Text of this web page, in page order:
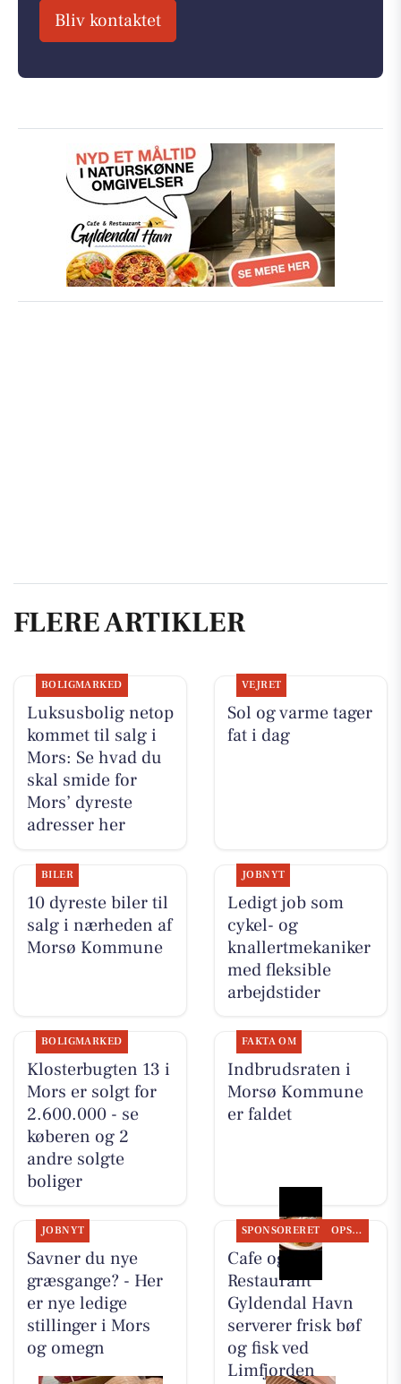
Bliv kontaktet
FLERE ARTIKLER
BOLIGMARKED
Luksusbolig netop
kommet til salg i
Mors: Se hvad du
skal smide for
Mors’ dyreste
adresser her
VEJRET
Sol og varme tager
fat i dag
BILER
10 dyreste biler til
salg i nærheden af
Morsø Kommune
JOBNYT
Ledigt job som
cykel- og
knallertmekaniker
med fleksible
arbejdstider
BOLIGMARKED
Klosterbugten 13 i
Mors er solgt for
2.600.000 - se
køberen og 2
andre solgte
boliger
FAKTA OM
Indbrudsraten i
Morsø Kommune
er faldet
JOBNYT
Savner du nye
græsgange? - Her
er nye ledige
stillinger i Mors
og omegn
SPONSORERET OPSLAGSTAVLEN
Cafe og
Restaurant
Gyldendal Havn
serverer frisk bøf
og fisk ved
Limfjorden